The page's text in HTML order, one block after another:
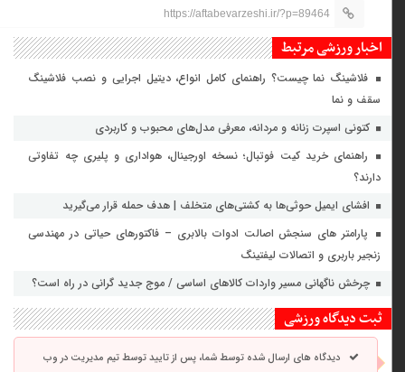
https://aftabevarzeshi.ir/?p=89464
اخبار ورزشی مرتبط
فلاشینگ نما چیست؟ راهنمای کامل انواع، دیتیل اجرایی و نصب فلاشینگ
سقف و نما
کتونی اسپرت زنانه و مردانه، معرفی مدل‌های محبوب و کاربردی
راهنمای خرید کیت فوتبال؛ نسخه اورجینال، هواداری و پلیری چه تفاوتی
دارند؟
افشای ایمیل حوثی‌ها به کشتی‌های متخلف | هدف حمله قرار می‌گیرید
پارامتر های سنجش اصالت ادوات بالابری – فاکتورهای حیاتی در مهندسی
زنجیر باربری و اتصالات لیفتینگ
چرخش ناگهانی مسیر واردات کالاهای اساسی / موج جدید گرانی در راه است؟
ثبت دیدگاه ورزشی
دیدگاه های ارسال شده توسط شما، پس از تایید توسط تیم مدیریت در وب